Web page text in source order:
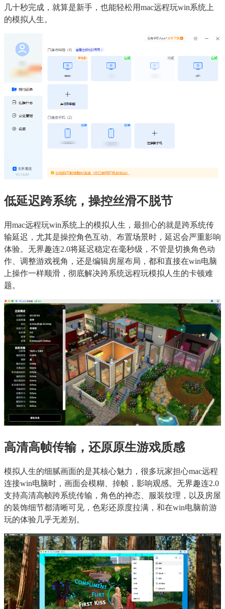
几十秒完成，就算是新手，也能轻松用mac远程玩win系统上
的模拟人生。
低延迟跨系统，操控丝滑不脱节
用mac远程玩win系统上的模拟人生，最担心的就是跨系统传
输延迟，尤其是操控角色互动、布置场景时，延迟会严重影响
体验。无界趣连2.0将延迟稳定在毫秒级，不管是切换角色动
作、调整游戏视角，还是编辑房屋布局，都和直接在win电脑
上操作一样顺滑，彻底解决跨系统远程玩模拟人生的卡顿难
题。
高清高帧传输，还原原生游戏质感
模拟人生的细腻画面的是其核心魅力，很多玩家担心mac远程
连接win电脑时，画面会模糊、掉帧，影响观感。无界趣连2.0
支持高清高帧跨系统传输，角色的神态、服装纹理，以及房屋
的装饰细节都清晰可见，色彩还原度拉满，和在win电脑前游
玩的体验几乎无差别。